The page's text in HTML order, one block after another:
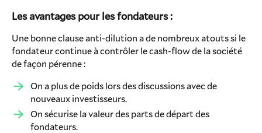
Les avantages pour les fondateurs :
Une bonne clause anti-dilution a de nombreux atouts si le
fondateur continue à contrôler le cash-flow de la société
de façon pérenne :
On a plus de poids lors des discussions avec de
nouveaux investisseurs.
On sécurise la valeur des parts de départ des
fondateurs.